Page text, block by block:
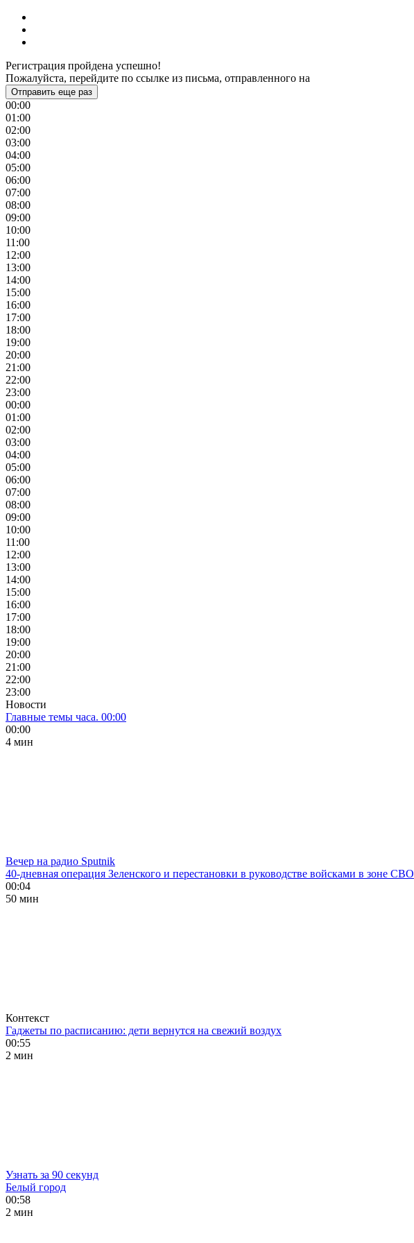
Регистрация пройдена успешно!
Пожалуйста, перейдите по ссылке из письма, отправленного на
Отправить еще раз
00:00
01:00
02:00
03:00
04:00
05:00
06:00
07:00
08:00
09:00
10:00
11:00
12:00
13:00
14:00
15:00
16:00
17:00
18:00
19:00
20:00
21:00
22:00
23:00
00:00
01:00
02:00
03:00
04:00
05:00
06:00
07:00
08:00
09:00
10:00
11:00
12:00
13:00
14:00
15:00
16:00
17:00
18:00
19:00
20:00
21:00
22:00
23:00
Новости
Главные темы часа. 00:00
00:00
4 мин
Вечер на радио Sputnik
40-дневная операция Зеленского и перестановки в руководстве войсками в зоне СВО
00:04
50 мин
Контекст
Гаджеты по расписанию: дети вернутся на свежий воздух
00:55
2 мин
Узнать за 90 секунд
Белый город
00:58
2 мин